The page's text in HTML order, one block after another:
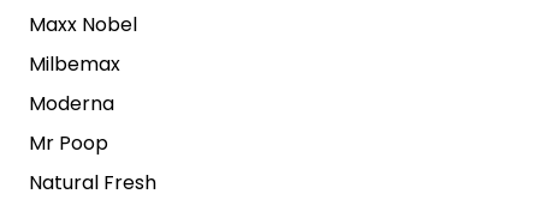
Maxx Nobel
Milbemax
Moderna
Mr Poop
Natural Fresh